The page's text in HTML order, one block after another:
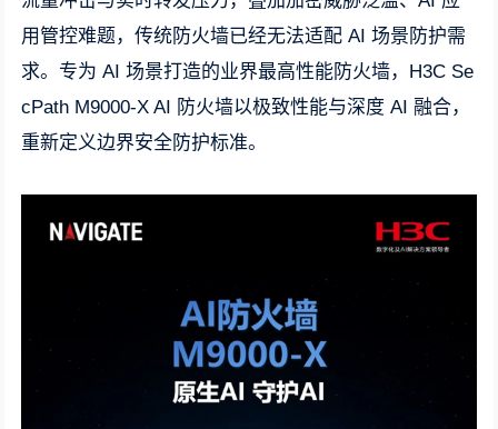
用管控难题，传统防火墙已经无法适配 AI 场景防护需
求。专为 AI 场景打造的业界最高性能防火墙，H3C Se
cPath M9000-X AI 防火墙以极致性能与深度 AI 融合，
重新定义边界安全防护标准。